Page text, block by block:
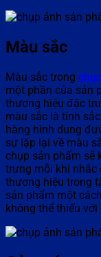
Màu sắc
Màu sắc trong
một phần của sản
thương hiệu đặc
màu sắc là tính
hàng hình dung
sự lặp lại về màu
chụp sản phẩm sẽ
trưng mỗi khi nhắc
thương hiệu trong
sản phẩm một
không thể thiếu